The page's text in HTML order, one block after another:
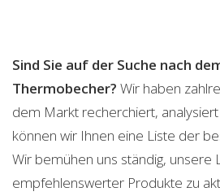
Sind Sie auf der Suche nach
Thermobecher? Wir haben
dem Markt recherchiert,
können wir Ihnen eine Liste der
Wir bemühen uns ständig, unsere
empfehlenswerter Produkte zu